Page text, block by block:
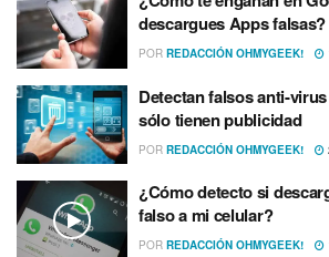
descargues Apps falsas?
POR REDACCIÓN OHMYGEEK!
Detectan falsos anti-
sólo tienen publicidad
POR REDACCIÓN OHMYGEEK!
¿Cómo detecto si
falso a mi celular?
POR REDACCIÓN OHMYGEEK!